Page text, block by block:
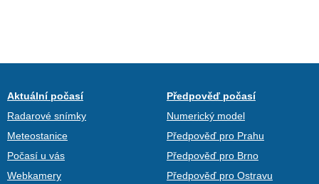
Aktuální počasí
Radarové snímky
Meteostanice
Počasí u vás
Webkamery
Předpověď počasí
Numerický model
Předpověď pro Prahu
Předpověď pro Brno
Předpověď pro Ostravu